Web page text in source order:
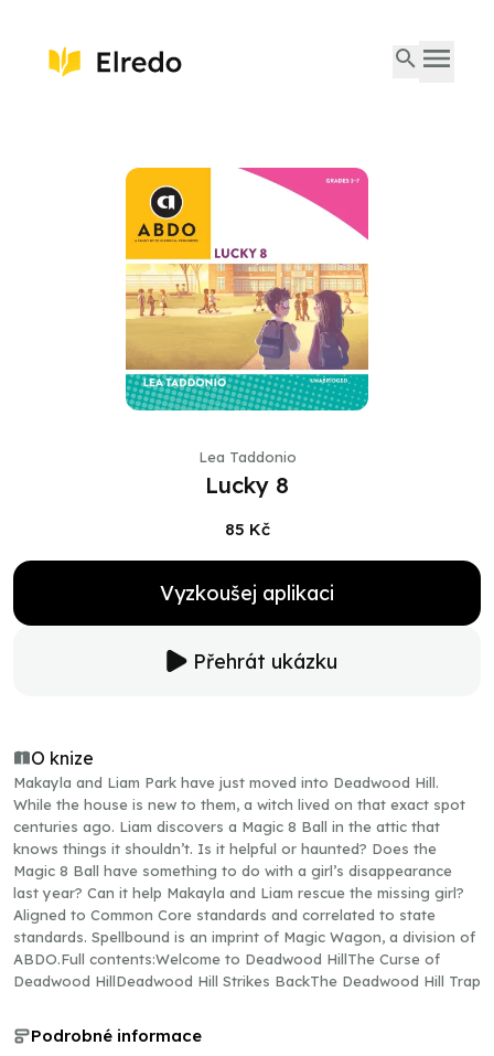
Lea Taddonio
Lucky 8
85 Kč
Vyzkoušej aplikaci
Přehrát ukázku
O knize
Makayla and Liam Park have just moved into Deadwood Hill.
While the house is new to them, a witch lived on that exact spot
centuries ago. Liam discovers a Magic 8 Ball in the attic that
knows things it shouldn’t. Is it helpful or haunted? Does the
Magic 8 Ball have something to do with a girl’s disappearance
last year? Can it help Makayla and Liam rescue the missing girl?
Aligned to Common Core standards and correlated to state
standards. Spellbound is an imprint of Magic Wagon, a division of
ABDO.Full contents:Welcome to Deadwood HillThe Curse of
Deadwood HillDeadwood Hill Strikes BackThe Deadwood Hill Trap
Podrobné informace